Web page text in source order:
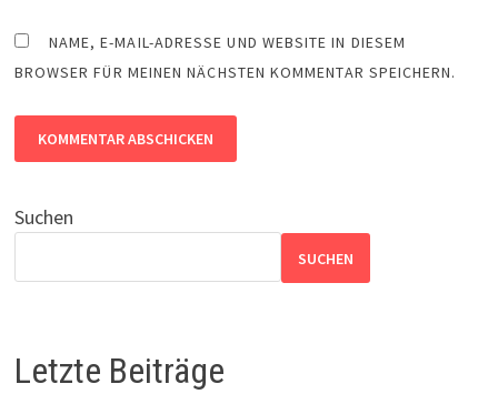
NAME, E-MAIL-ADRESSE UND WEBSITE IN DIESEM
BROWSER FÜR MEINEN NÄCHSTEN KOMMENTAR SPEICHERN.
Suchen
SUCHEN
Letzte Beiträge